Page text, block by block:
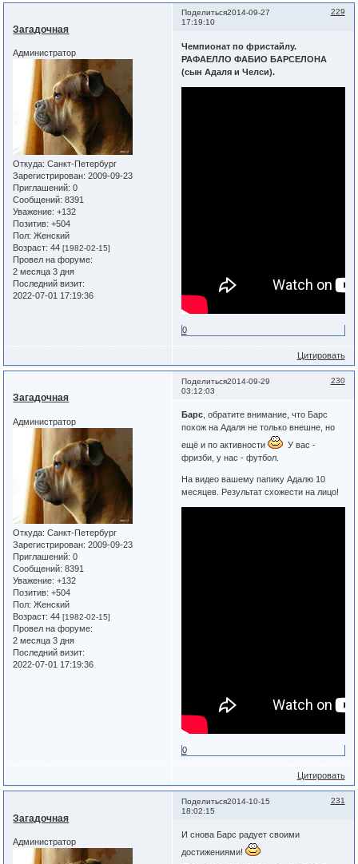
Поделиться 229
2014-09-27
17:19:10
Загадочная
Администратор
Откуда: Санкт-Петербург
Зарегистрирован: 2009-09-23
Приглашений: 0
Сообщений: 8391
Уважение: +132
Позитив: +504
Пол: Женский
Возраст: 44[1982-02-15]
Провел на форуме:
2 месяца 3 дня
Последний визит:
2022-07-01 17:19:36
Чемпионат по фристайлу.
РАФАЕЛЛО ФАБИО БАРСЕЛОНА
(сын Адаля и Челси).
0
Цитировать
Поделиться 230
2014-09-29
03:12:03
Загадочная
Администратор
Откуда: Санкт-Петербург
Зарегистрирован: 2009-09-23
Приглашений: 0
Сообщений: 8391
Уважение: +132
Позитив: +504
Пол: Женский
Возраст: 44[1982-02-15]
Провел на форуме:
2 месяца 3 дня
Последний визит:
2022-07-01 17:19:36
Барс, обратите внимание, что Барс
похож на Адаля не только внешне, но
ещё и по активности
У вас -
фризби, у нас - футбол.
На видео вашему папику Адалю 10
месяцев. Результат схожести на лицо!
0
Цитировать
Поделиться 231
2014-10-15
18:02:15
Загадочная
Администратор
И снова Барс радует своими
достижениями!